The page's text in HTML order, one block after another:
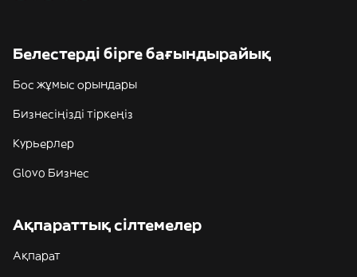
Белестерді бірге бағындырайық
Бос жұмыс орындары
Бизнесіңізді тіркеңіз
Курьерлер
Glovo Бизнес
Ақпараттық сілтемелер
Ақпарат